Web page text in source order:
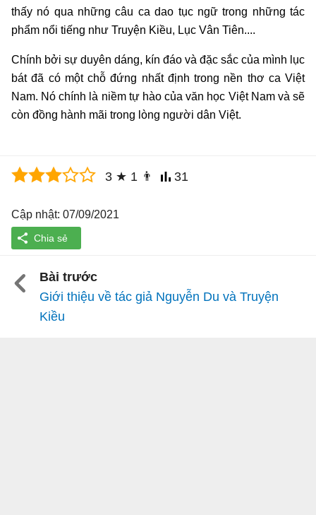
thấy nó qua những câu ca dao tục ngữ trong những tác
phẩm nổi tiếng như Truyện Kiều, Lục Vân Tiên....
Chính bởi sự duyên dáng, kín đáo và đặc sắc của mình lục
bát đã có một chỗ đứng nhất định trong nền thơ ca Việt
Nam. Nó chính là niềm tự hào của văn học Việt Nam và sẽ
còn đồng hành mãi trong lòng người dân Việt.
3 ★ 1 👨 31
Cập nhật: 07/09/2021
Bài trước
Giới thiệu về tác giả Nguyễn Du và Truyện
Kiều